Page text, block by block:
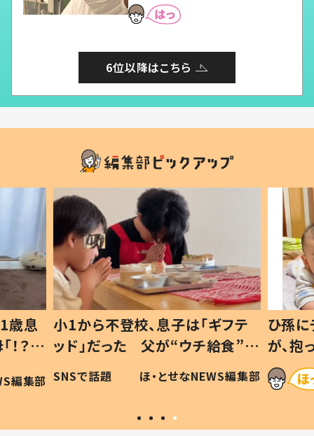
6位以降はこちら
歳息
？」
編集部
小1から不登校、息子は「ギフテ
ッド」だった 父が“ウチ給食”を
作り続ける理由とは #令和の親
#令和の子
SNSで話題 ほ・とせなNEWS編集部
ひ孫
が、
「涙が
い」